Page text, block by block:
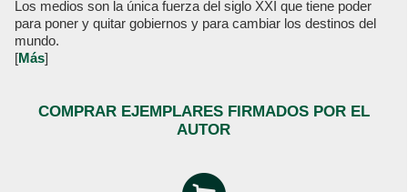
Los medios son la única fuerza del siglo XXI que tiene poder
para poner y quitar gobiernos y para cambiar los destinos del
mundo.
[Más]
COMPRAR EJEMPLARES FIRMADOS POR EL
AUTOR